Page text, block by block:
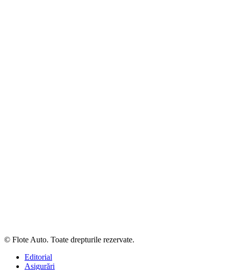
© Flote Auto. Toate drepturile rezervate.
Editorial
Asigurări